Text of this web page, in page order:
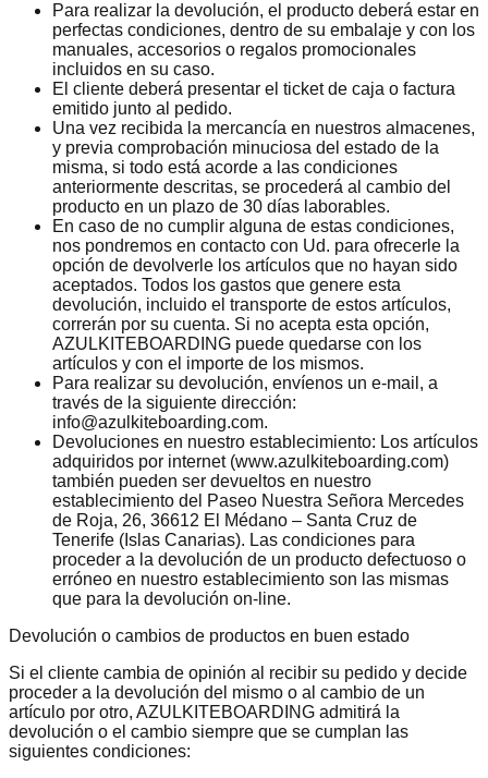
Para realizar la devolución, el producto deberá estar en
perfectas condiciones, dentro de su embalaje y con los
manuales, accesorios o regalos promocionales
incluidos en su caso.
El cliente deberá presentar el ticket de caja o factura
emitido junto al pedido.
Una vez recibida la mercancía en nuestros almacenes,
y previa comprobación minuciosa del estado de la
misma, si todo está acorde a las condiciones
anteriormente descritas, se procederá al cambio del
producto en un plazo de 30 días laborables.
En caso de no cumplir alguna de estas condiciones,
nos pondremos en contacto con Ud. para ofrecerle la
opción de devolverle los artículos que no hayan sido
aceptados. Todos los gastos que genere esta
devolución, incluido el transporte de estos artículos,
correrán por su cuenta. Si no acepta esta opción,
AZULKITEBOARDING puede quedarse con los
artículos y con el importe de los mismos.
Para realizar su devolución, envíenos un e-mail, a
través de la siguiente dirección:
info@azulkiteboarding.com.
Devoluciones en nuestro establecimiento: Los artículos
adquiridos por internet (www.azulkiteboarding.com)
también pueden ser devueltos en nuestro
establecimiento del Paseo Nuestra Señora Mercedes
de Roja, 26, 36612 El Médano – Santa Cruz de
Tenerife (Islas Canarias). Las condiciones para
proceder a la devolución de un producto defectuoso o
erróneo en nuestro establecimiento son las mismas
que para la devolución on-line.
Devolución o cambios de productos en buen estado
Si el cliente cambia de opinión al recibir su pedido y decide
proceder a la devolución del mismo o al cambio de un
artículo por otro, AZULKITEBOARDING admitirá la
devolución o el cambio siempre que se cumplan las
siguientes condiciones: